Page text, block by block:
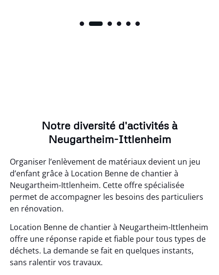
Notre diversité d'activités à
Neugartheim-Ittlenheim
Organiser l’enlèvement de matériaux devient un jeu
d’enfant grâce à Location Benne de chantier à
Neugartheim-Ittlenheim. Cette offre spécialisée
permet de accompagner les besoins des particuliers
en rénovation.
Location Benne de chantier à Neugartheim-Ittlenheim
offre une réponse rapide et fiable pour tous types de
déchets. La demande se fait en quelques instants,
sans ralentir vos travaux.